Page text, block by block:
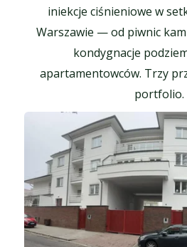
iniekcje ciśnieniowe w
Warszawie — od piwnic
kondygnacje
apartamentowców. Trzy
portfolio.